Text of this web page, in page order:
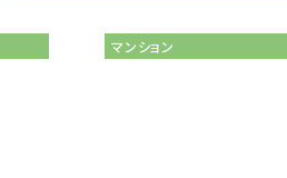
マンション